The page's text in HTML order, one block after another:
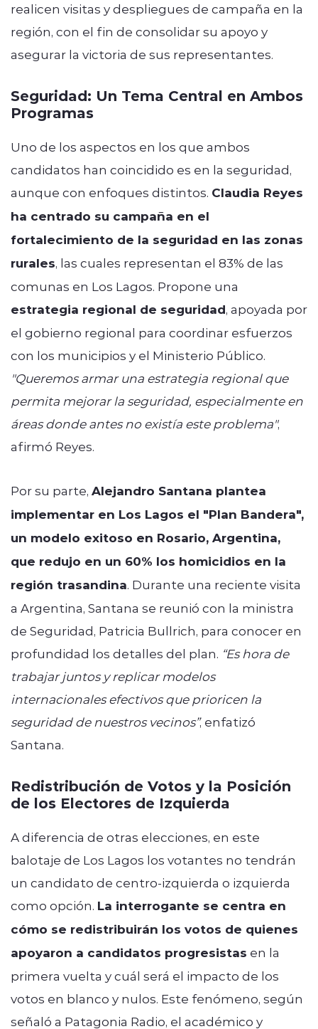
realicen visitas y despliegues de campaña en la
región, con el fin de consolidar su apoyo y
asegurar la victoria de sus representantes.
Seguridad: Un Tema Central en Ambos
Programas
Uno de los aspectos en los que ambos
candidatos han coincidido es en la seguridad,
aunque con enfoques distintos. Claudia Reyes
ha centrado su campaña en el
fortalecimiento de la seguridad en las zonas
rurales, las cuales representan el 83% de las
comunas en Los Lagos. Propone una
estrategia regional de seguridad, apoyada por
el gobierno regional para coordinar esfuerzos
con los municipios y el Ministerio Público.
"Queremos armar una estrategia regional que
permita mejorar la seguridad, especialmente en
áreas donde antes no existía este problema",
afirmó Reyes.
Por su parte, Alejandro Santana plantea
implementar en Los Lagos el "Plan Bandera",
un modelo exitoso en Rosario, Argentina,
que redujo en un 60% los homicidios en la
región trasandina. Durante una reciente visita
a Argentina, Santana se reunió con la ministra
de Seguridad, Patricia Bullrich, para conocer en
profundidad los detalles del plan. “Es hora de
trabajar juntos y replicar modelos
internacionales efectivos que prioricen la
seguridad de nuestros vecinos”, enfatizó
Santana.
Redistribución de Votos y la Posición
de los Electores de Izquierda
A diferencia de otras elecciones, en este
balotaje de Los Lagos los votantes no tendrán
un candidato de centro-izquierda o izquierda
como opción. La interrogante se centra en
cómo se redistribuirán los votos de quienes
apoyaron a candidatos progresistas en la
primera vuelta y cuál será el impacto de los
votos en blanco y nulos. Este fenómeno, según
señaló a Patagonia Radio, el académico y